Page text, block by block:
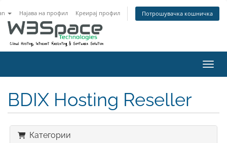
Најава на профил Креирај профил Потрошувачка кошничка
BDIX Hosting Reseller
Категории